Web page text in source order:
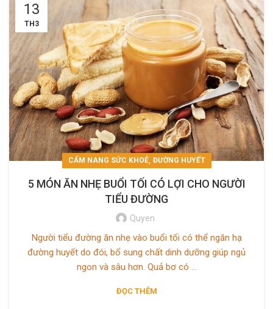
13
TH3
CẨM NANG SỨC KHOẺ, ĐƯỜNG HUYẾT
5 MÓN ĂN NHẸ BUỔI TỐI CÓ LỢI CHO NGƯỜI
TIỂU ĐƯỜNG
Quyen
Người tiểu đường ăn nhẹ vào buổi tối có thể ngăn hạ
đường huyết do đói, bổ sung chất dinh dưỡng giúp ngủ
ngon và sâu hơn. Quả bơ có ...
ĐỌC THÊM